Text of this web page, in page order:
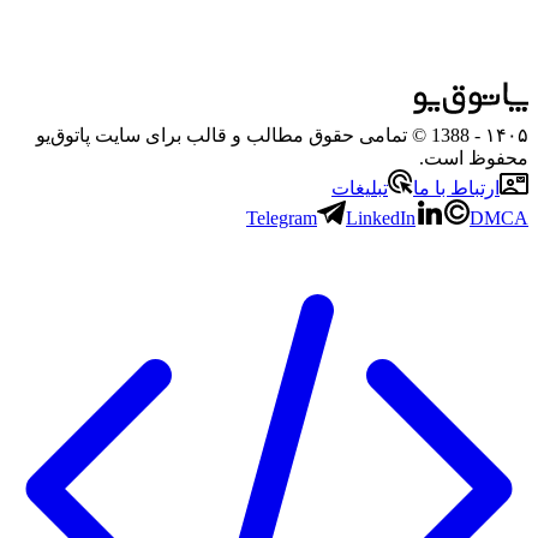
۱۴۰۵
- 1388 © تمامی حقوق مطالب و قالب برای سایت پاتوق‌یو
محفوظ است.
ارتباط با ما
تبلیغات
Telegram
LinkedIn DMCA